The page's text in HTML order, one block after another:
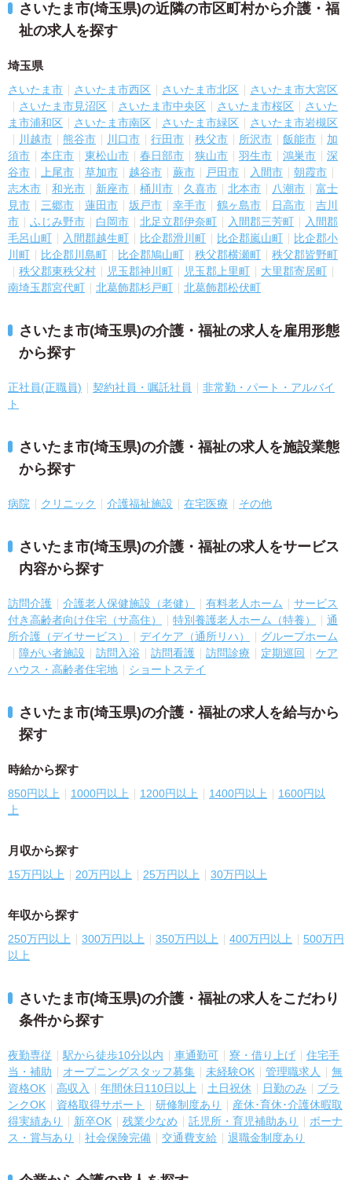
さいたま市(埼玉県)の近隣の市区町村から介護・福
祉の求人を探す
埼玉県
さいたま市 さいたま市西区 さいたま市北区
さいたま市大宮区
さいたま市見沼区
さいたま市中央区 さいたま市桜区
さいた
ま市浦和区
さいたま市南区 さいたま市緑区
さいたま市岩槻区
川越市
熊谷市 川口市 行田市 秩父市 所沢市 飯能市
加
須市
本庄市 東松山市 春日部市 狭山市 羽生市 鴻巣市
深
谷市
上尾市 草加市 越谷市 蕨市 戸田市 入間市
朝霞市
志木市
和光市 新座市 桶川市 久喜市 北本市 八潮市
富士
見市
三郷市 蓮田市 坂戸市 幸手市 鶴ヶ島市 日高市
吉川
市
ふじみ野市 白岡市 北足立郡伊奈町 入間郡三芳町
入間郡
毛呂山町
入間郡越生町 比企郡滑川町 比企郡嵐山町
比企郡小
川町
比企郡川島町 比企郡鳩山町 秩父郡横瀬町
秩父郡皆野町
秩父郡東秩父村
児玉郡神川町 児玉郡上里町
大里郡寄居町
南埼玉郡宮代町
北葛飾郡杉戸町 北葛飾郡松伏町
さいたま市(埼玉県)の介護・福祉の求人を雇用形態
から探す
正社員(正職員) 契約社員・嘱託社員
非常勤・パート・アルバイ
ト
さいたま市(埼玉県)の介護・福祉の求人を施設業態
から探す
病院 クリニック 介護福祉施設 在宅医療 その他
さいたま市(埼玉県)の介護・福祉の求人をサービス
内容から探す
訪問介護 介護老人保健施設（老健） 有料老人ホーム
サービス
付き高齢者向け住宅（サ高住）
特別養護老人ホーム（特養）
通
所介護（デイサービス）
デイケア（通所リハ）
グループホーム
障がい者施設
訪問入浴 訪問看護 訪問診療 定期巡回
ケア
ハウス・高齢者住宅地
ショートステイ
さいたま市(埼玉県)の介護・福祉の求人を給与から
探す
時給から探す
850円以上 1000円以上 1200円以上 1400円以上
1600円以
上
月収から探す
15万円以上 20万円以上 25万円以上 30万円以上
年収から探す
250万円以上 300万円以上 350万円以上 400万円以上
500万円
以上
さいたま市(埼玉県)の介護・福祉の求人をこだわり
条件から探す
夜勤専従 駅から徒歩10分以内 車通勤可 寮・借り上げ
住宅手
当・補助
オープニングスタッフ募集 未経験OK 管理職求人
無
資格OK
高収入 年間休日110日以上 土日祝休 日勤のみ
ブラ
ンクOK
資格取得サポート 研修制度あり
産休･育休･介護休暇取
得実績あり
新卒OK 残業少なめ 託児所・育児補助あり
ボーナ
ス・賞与あり
社会保険完備 交通費支給 退職金制度あり